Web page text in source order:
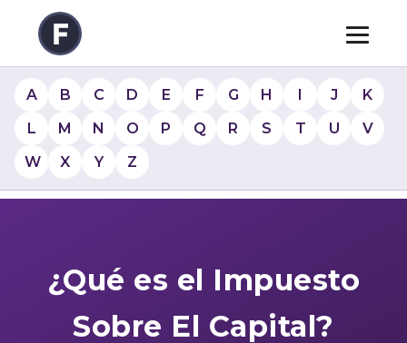
A B C D E F G H I J
K
L
M N O P Q R S T U
V
W
X Y Z
¿Qué es el Impuesto
Sobre El Capital?